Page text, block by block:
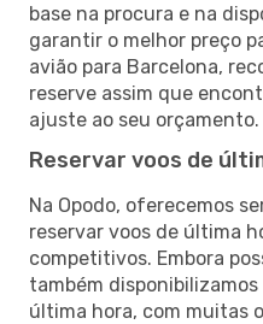
base na procura e na
garantir o melhor preço
avião para Barcelona,
reserve assim que
ajuste ao seu orçamento.
Reservar voos de
Na Opodo, oferecemos
reservar voos de última
competitivos. Embora
também
última hora, com muitas